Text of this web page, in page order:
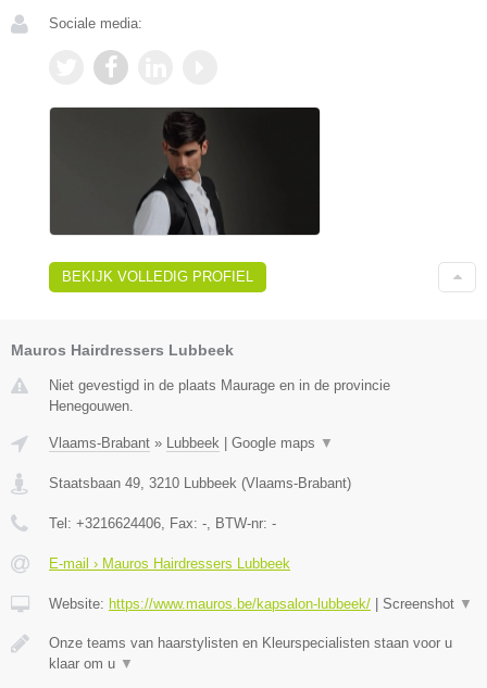
Sociale media:
BEKIJK VOLLEDIG PROFIEL
Mauros Hairdressers Lubbeek
Niet gevestigd in de plaats Maurage en in de provincie
Henegouwen.
Vlaams-Brabant » Lubbeek | Google maps ▼
Staatsbaan 49 3210 Lubbeek (Vlaams-Brabant)
Tel: +3216624406 , Fax: - , BTW-nr: -
E-mail › Mauros Hairdressers Lubbeek
Website: https://www.mauros.be/kapsalon-lubbeek/ | Screenshot ▼
Onze teams van haarstylisten en Kleurspecialisten staan voor u
klaar om u ▼